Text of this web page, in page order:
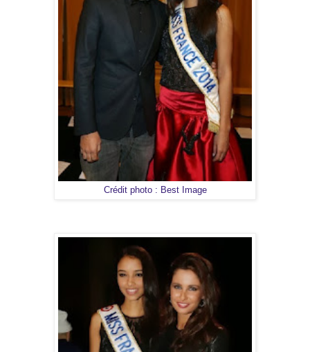
Crédit photo : Best Image